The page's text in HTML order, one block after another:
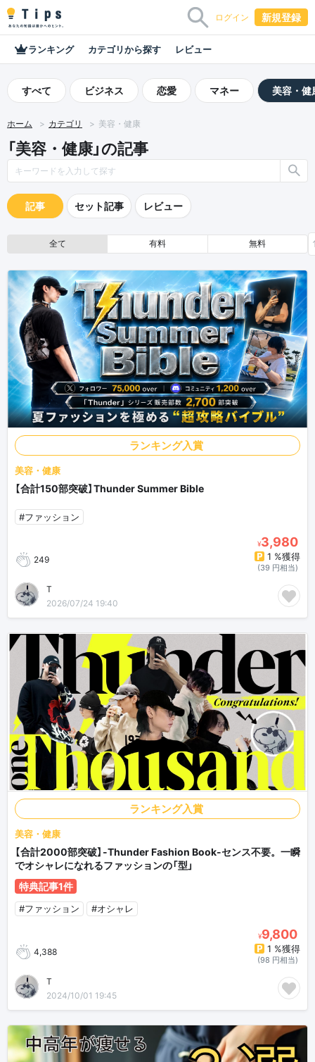
ログイン 新規登録
ランキング カテゴリから探す レビュー
すべて ビジネス 恋愛 マネー 美容・健
ホーム カテゴリ 美容・健康
「美容・健康」の記事
記事 セット記事 レビュー
全て 有料 無料
ランキング入賞
美容・健康
【合計150部突破】Thunder Summer Bible
#ファッション
249
¥3,980
1 %獲得
(39 円相当)
T
2026/07/24 19:40
ランキング入賞
美容・健康
【合計2000部突破】-Thunder Fashion Book-センス不要。一瞬
でオシャレになれるファッションの「型」
特典記事1件
#ファッション #オシャレ
4,388
¥9,800
1 %獲得
(98 円相当)
T
2024/10/01 19:45